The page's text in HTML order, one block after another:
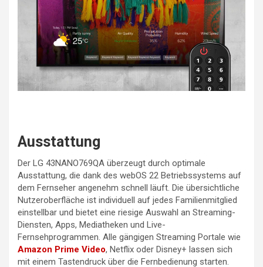
Ausstattung
Der LG 43NANO769QA überzeugt durch optimale
Ausstattung, die dank des webOS 22 Betriebssystems auf
dem Fernseher angenehm schnell läuft. Die übersichtliche
Nutzeroberfläche ist individuell auf jedes Familienmitglied
einstellbar und bietet eine riesige Auswahl an Streaming-
Diensten, Apps, Mediatheken und Live-
Fernsehprogrammen. Alle gängigen Streaming Portale wie
Amazon Prime Video, Netflix oder Disney+ lassen sich
mit einem Tastendruck über die Fernbedienung starten.